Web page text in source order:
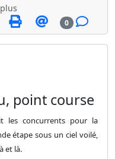
0
point course
les concurrents pour la
étape sous un ciel voilé,
et là.